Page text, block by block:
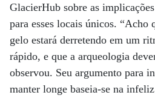
GlacierHub sobre as
para esses locais únicos.
gelo estará derretendo em um
rápido, e que a arqueologia
observou. Seu argumento para
manter longe baseia-se na